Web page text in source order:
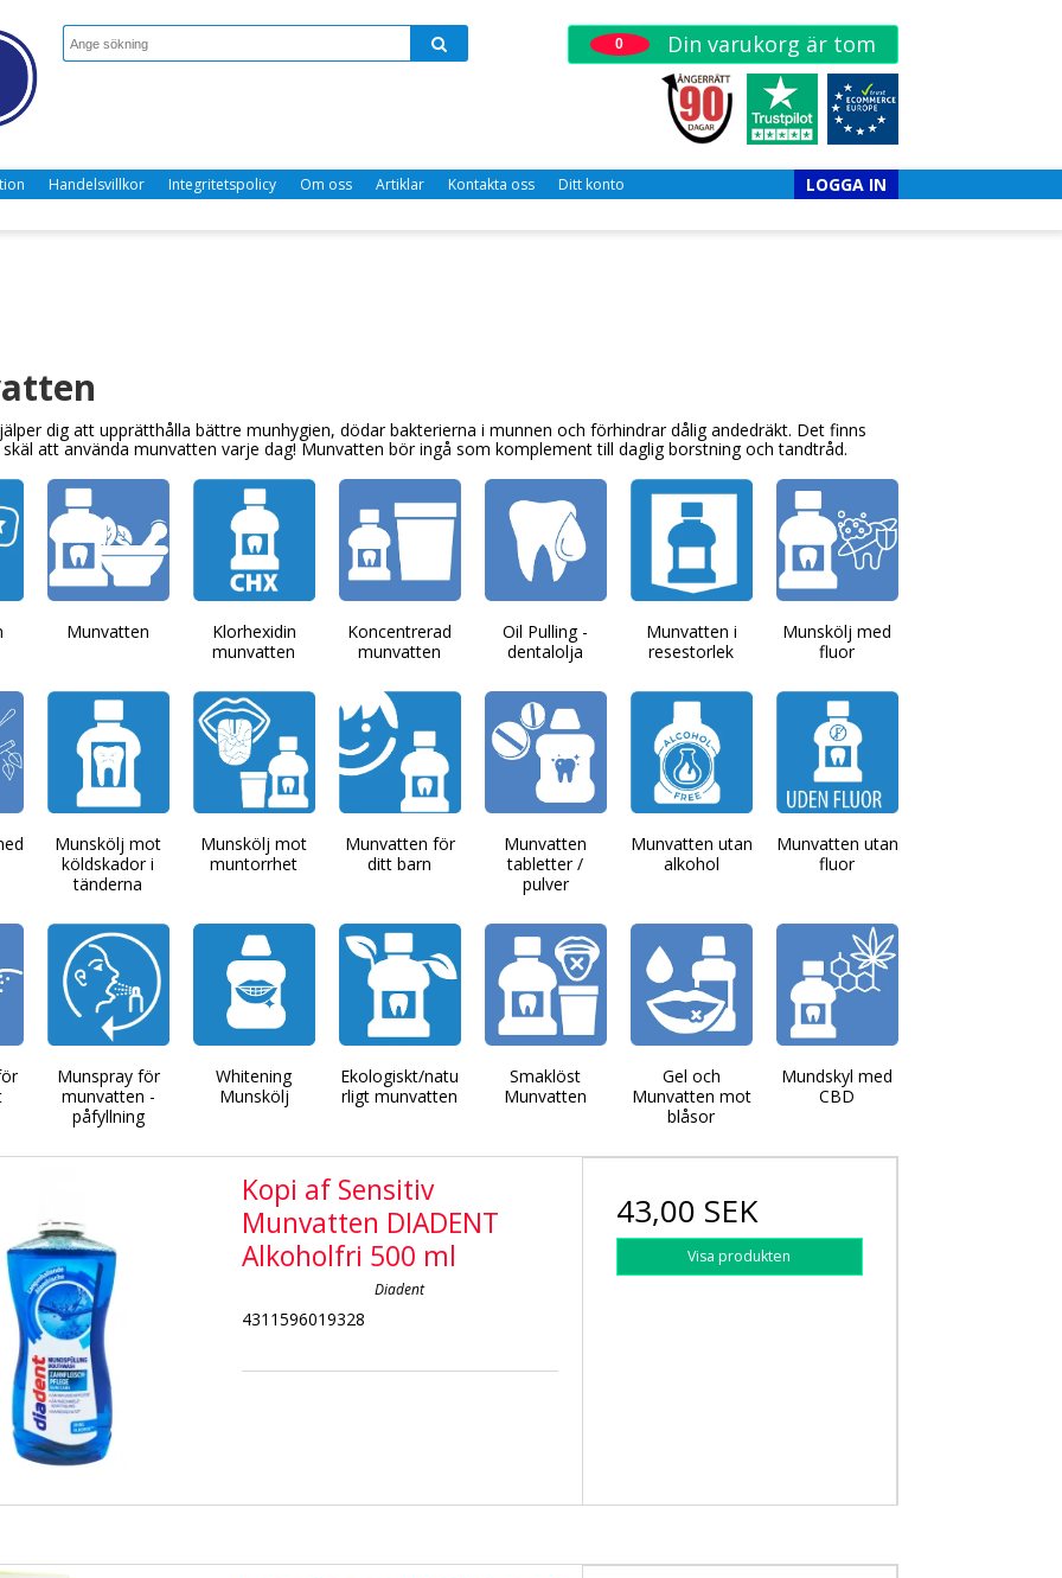
0 Din varukorg är tom
Handelsvillkor Integritetspolicy Om oss Artiklar Kontakta oss Ditt konto LOGGA IN
dig att upprätthålla bättre munhygien, dödar bakterierna i munnen och förhindrar dålig andedräkt. Det finns
att använda munvatten varje dag! Munvatten bör ingå som komplement till daglig borstning och tandtråd.
Munvatten
Klorhexidin
munvatten
Koncentrerad
munvatten
Oil Pulling -
dentalolja
Munvatten i
resestorlek
Munskölj med
fluor
Munskölj mot
köldskador i
tänderna
Munskölj mot
muntorrhet
Munvatten för
ditt barn
Munvatten
tabletter /
pulver
Munvatten utan
alkohol
Munvatten utan
fluor
Munspray för
munvatten -
påfyllning
Whitening
Munskölj
Ekologiskt/natu
rligt munvatten
Smaklöst
Munvatten
Gel och
Munvatten mot
blåsor
Mundskyl med
CBD
Kopi af Sensitiv
Munvatten DIADENT
Alkoholfri 500 ml
Diadent
4311596019328
43,00 SEK
Visa produkten